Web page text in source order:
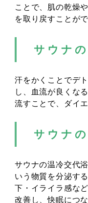
ことで、肌の乾燥
を取り戻すことがで
サウナ
汗をかくことでデ
し、血流が良くな
流すことで、ダイ
サウナ
サウナの温冷交代
いう物質を分泌す
下・イライラ感な
改善し、快眠につ